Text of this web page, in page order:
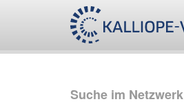
Suche im Netzwerk